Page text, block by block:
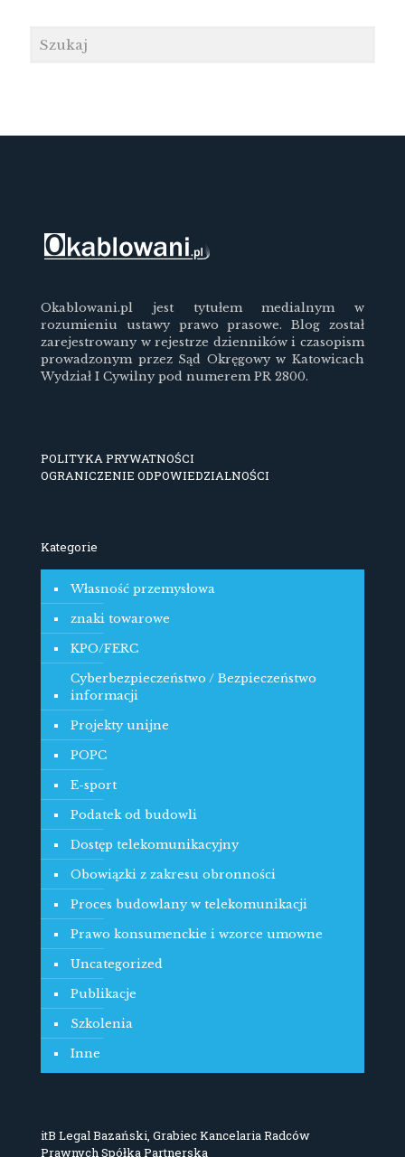
Okablowani.pl jest tytułem medialnym w
rozumieniu ustawy prawo prasowe. Blog został
zarejestrowany w rejestrze dzienników i czasopism
prowadzonym przez Sąd Okręgowy w Katowicach
Wydział I Cywilny pod numerem PR 2800.
POLITYKA PRYWATNOŚCI
OGRANICZENIE ODPOWIEDZIALNOŚCI
Kategorie
Własność przemysłowa
znaki towarowe
KPO/FERC
Cyberbezpieczeństwo / Bezpieczeństwo
informacji
Projekty unijne
POPC
E-sport
Podatek od budowli
Dostęp telekomunikacyjny
Obowiązki z zakresu obronności
Proces budowlany w telekomunikacji
Prawo konsumenckie i wzorce umowne
Uncategorized
Publikacje
Szkolenia
Inne
itB Legal Bazański, Grabiec Kancelaria Radców
Prawnych Spółka Partnerska